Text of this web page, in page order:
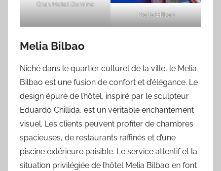
Gran Hotel Domine
Melia Bilbao
Melia Bilbao
Niché dans le quartier culturel de la ville, le Melia
Bilbao est une fusion de confort et d’élégance. Le
design épuré de l’hôtel, inspiré par le sculpteur
Eduardo Chillida, est un véritable enchantement
visuel. Les clients peuvent profiter de chambres
spacieuses, de restaurants raffinés et d’une
piscine extérieure paisible. Le service attentif et la
situation privilégiée de l’hôtel Melia Bilbao en font